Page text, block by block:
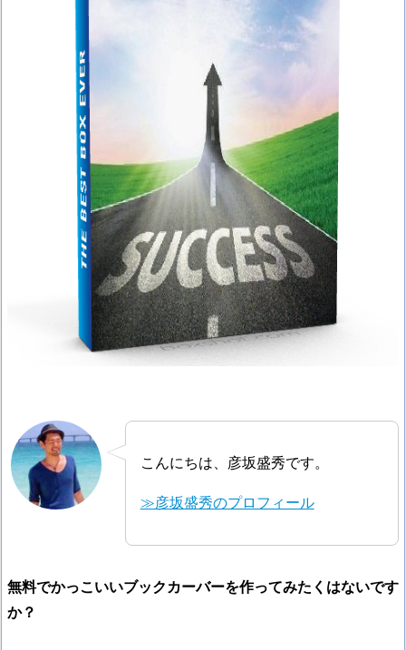
こんにちは、彦坂盛秀です。
≫彦坂盛秀のプロフィール
無料でかっこいいブックカーバーを作ってみたくはないです
か？